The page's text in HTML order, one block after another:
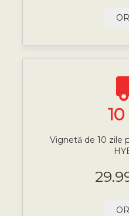
10
Vignetă de 10 zile